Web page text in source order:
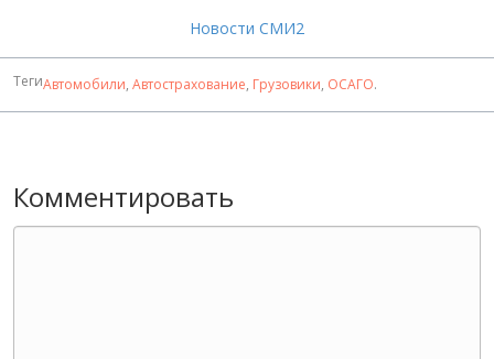
Новости СМИ2
ТегиАвтомобили, Автострахование, Грузовики, ОСАГО.
Комментировать